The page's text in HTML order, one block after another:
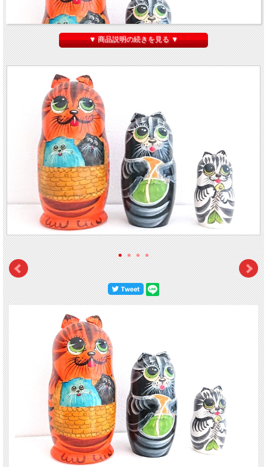
グリーンの大きな目がかわいい
セミョーノヴァさん作 カラフルネコの親子マトリ
ョーシカ 3ピース です。
オレンジの一番大きなお母さんネコは、 青と黒の毛の子ネコ
が入ったカゴを持って
います。2番目の黒ネコはボールを持ち、3番目の白ネコは 魚の骨を持っています。
3匹ともちゃんと立体的な耳があります。表情がかわいいほのぼのとしたマトリョ
ーシカです。
【サイズ】 高さ：14cm（耳含む）、 幅：6.8cm
▼ 商品説明の続きを見る ▼